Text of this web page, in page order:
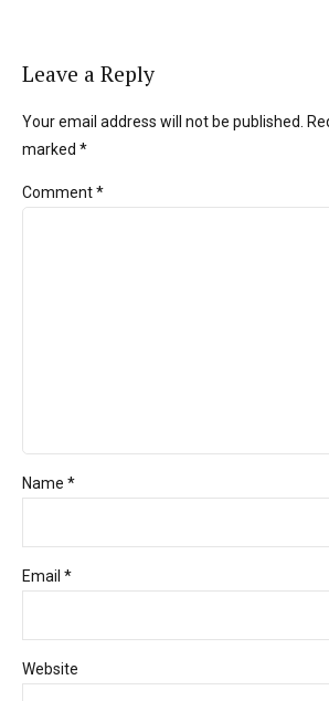
Leave a Reply
Your email address will not be published.
marked *
Comment*
Name *
Email *
Website